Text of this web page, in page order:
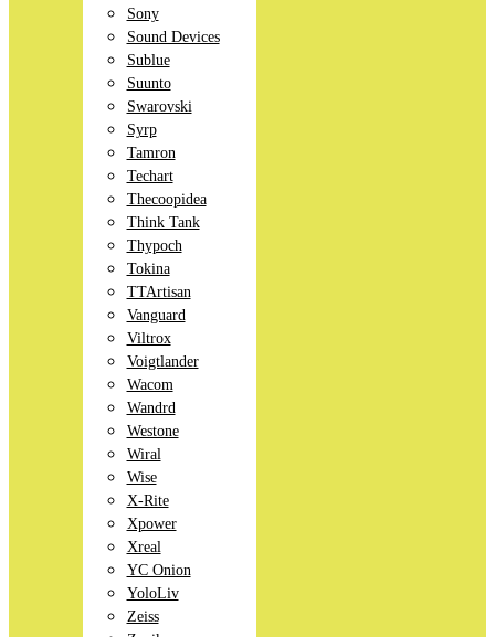
Sony
Sound Devices
Sublue
Suunto
Swarovski
Syrp
Tamron
Techart
Thecoopidea
Think Tank
Thypoch
Tokina
TTArtisan
Vanguard
Viltrox
Voigtlander
Wacom
Wandrd
Westone
Wiral
Wise
X-Rite
Xpower
Xreal
YC Onion
YoloLiv
Zeiss